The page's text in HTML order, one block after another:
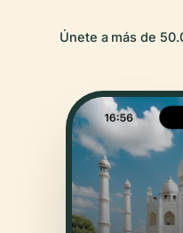
Únete a más de